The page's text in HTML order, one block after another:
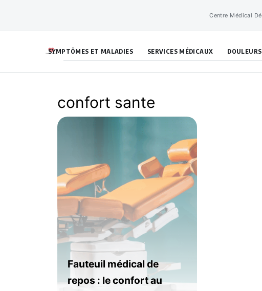
contenu
Centre Médical
SYMPTÔMES ET MALADIES SERVICES MÉDICAUX
confort sante
Fauteuil médical de
repos : le confort au